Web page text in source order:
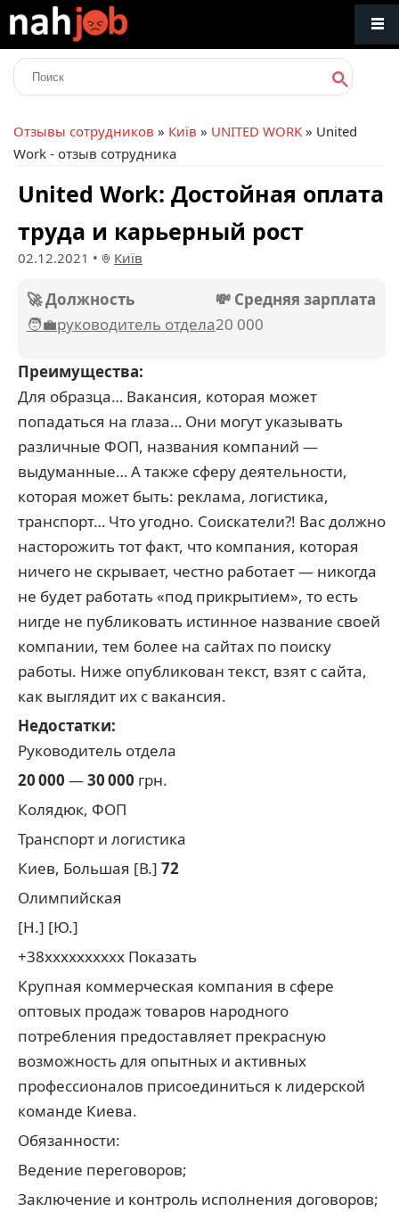
Отзывы сотрудников » Київ » UNITED WORK » United
Work - отзыв сотрудника
United Work: Достойная оплата
труда и карьерный рост
02.12.2021 • Київ
🚀 Должность
🧑‍💼руководитель отдела
💸 Средняя зарплата
20 000
Преимущества:
Для образца… Вакансия, которая может
попадаться на глаза… Они могут указывать
различные ФОП, названия компаний —
выдуманные… А также сферу деятельности,
которая может быть: реклама, логистика,
транспорт… Что угодно. Соискатели?! Вас должно
насторожить тот факт, что компания, которая
ничего не скрывает, честно работает — никогда
не будет работать «под прикрытием», то есть
нигде не публиковать истинное название своей
компании, тем более на сайтах по поиску
работы. Ниже опубликован текст, взят с сайта,
как выглядит их с вакансия.
Недостатки:
Руководитель отдела
20 000 —30 000 грн.
Колядюк, ФОП
Транспорт и логистика
Киев, Большая [В.] 72
Олимпийская
[Н.] [Ю.]
+38xxxxxxxxxx Показать
Крупная коммерческая компания в сфере
оптовых продаж товаров народного
потребления предоставляет прекрасную
возможность для опытных и активных
профессионалов присоединиться к лидерской
команде Киева.
Обязанности:
Ведение переговоров;
Заключение и контроль исполнения договоров;